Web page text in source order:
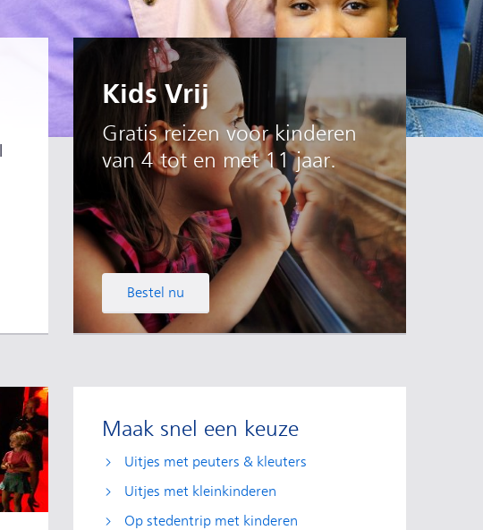
Kids Vrij
Gratis reizen voor kinderen
van 4 tot en met 11 jaar.
Bestel nu
Maak snel een keuze
Uitjes met peuters & kleuters
Uitjes met kleinkinderen
Op stedentrip met kinderen